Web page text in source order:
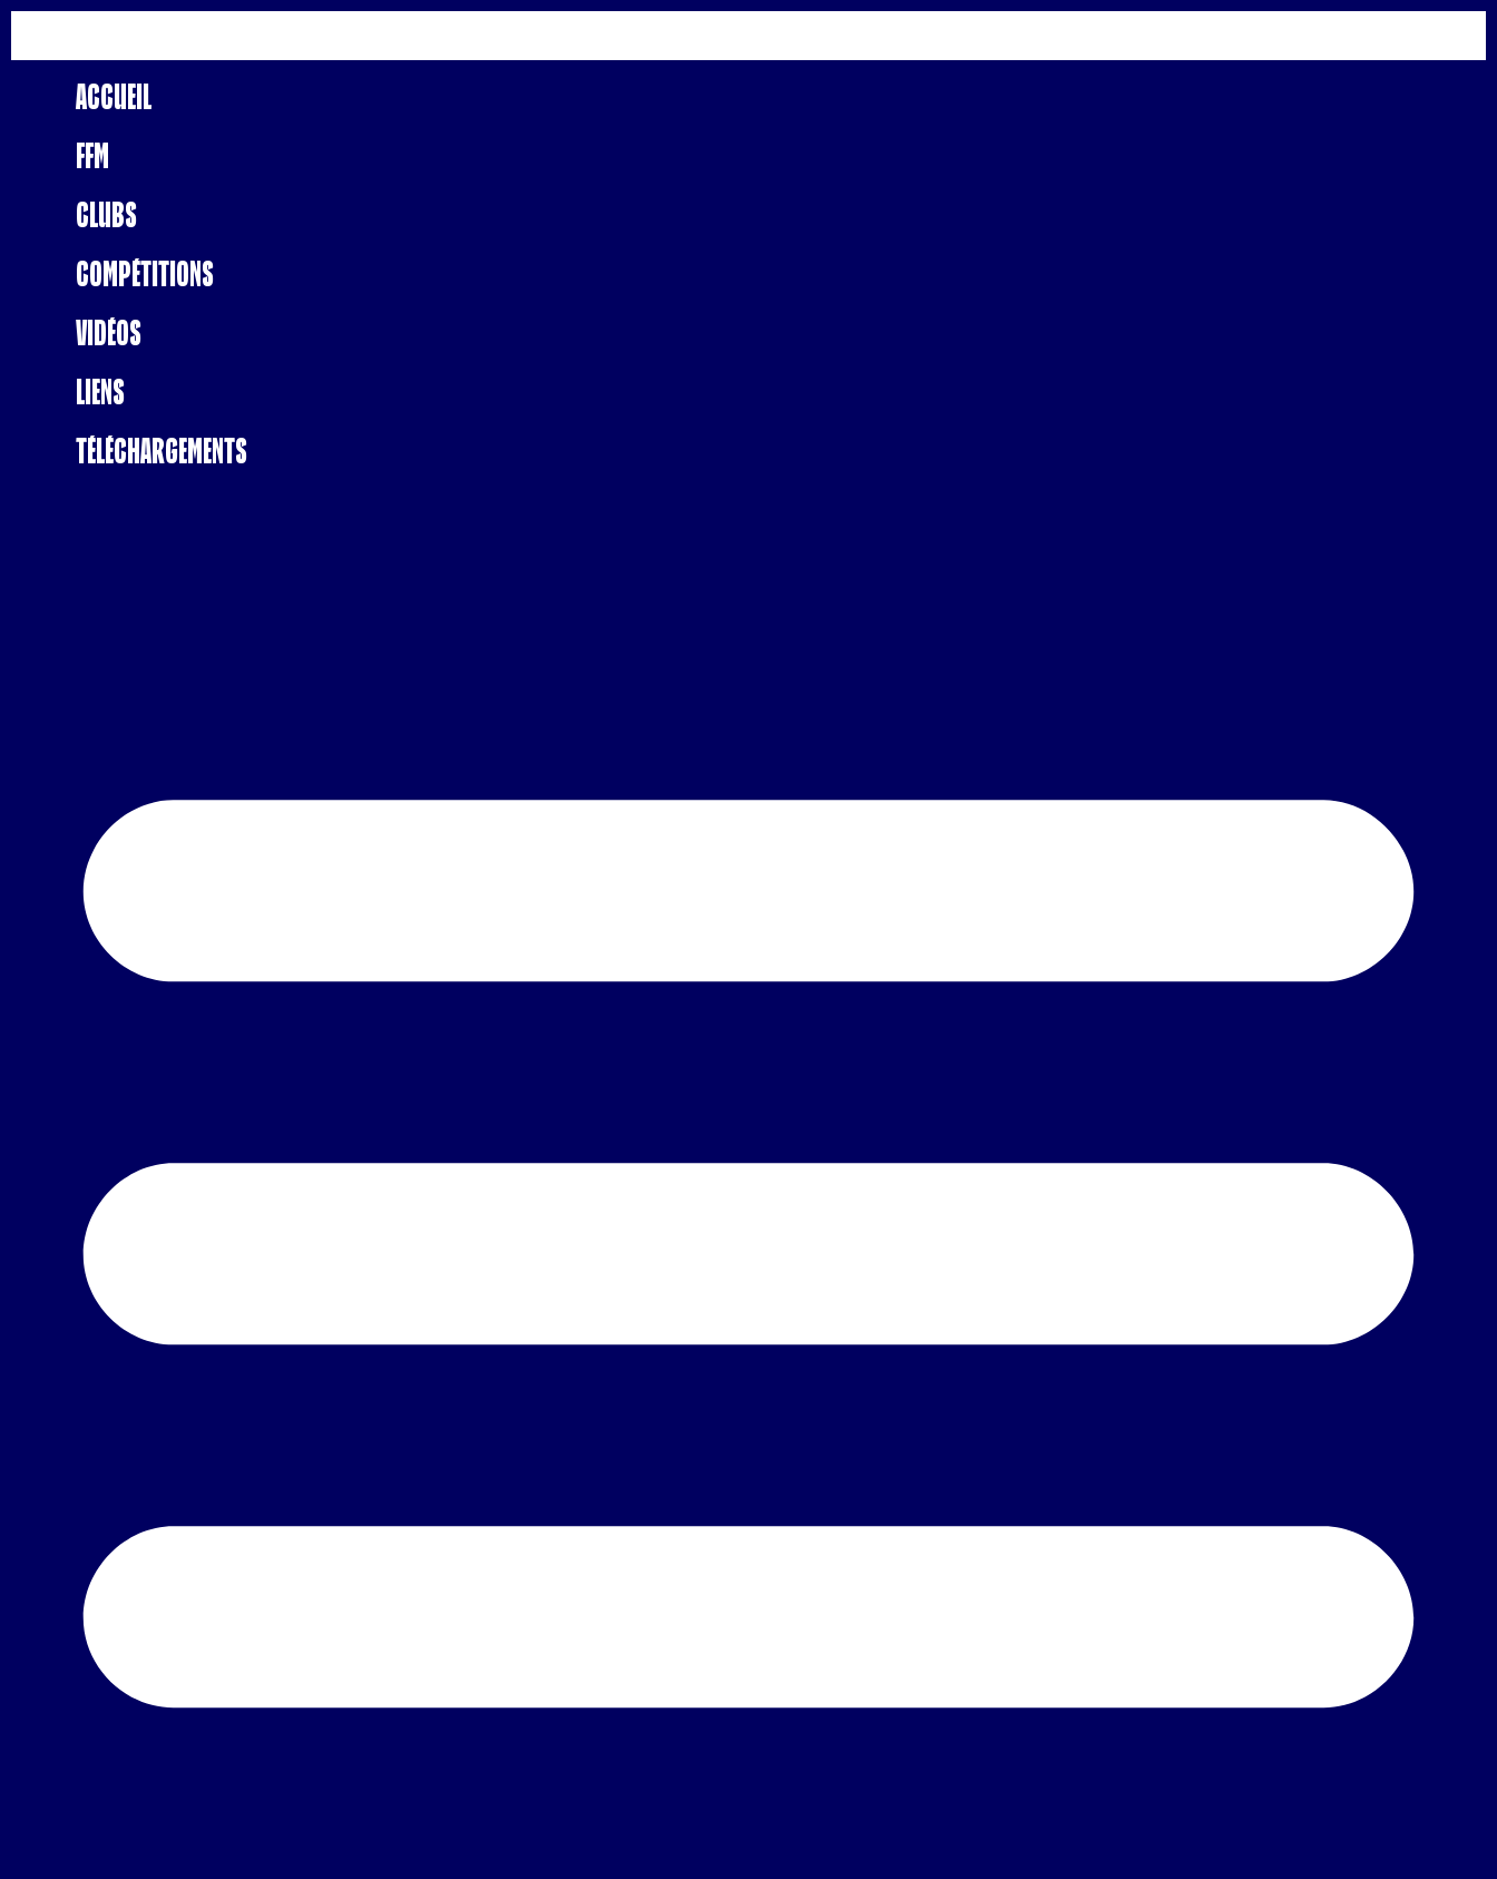
Accueil
FFM
Clubs
Compétitions
Vidéos
Liens
Téléchargements